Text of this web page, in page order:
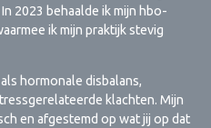
2023 behaalde ik mijn hbo-
ik mijn praktijk stevig
hormonale disbalans,
klachten. Mijn
en afgestemd op wat jij op dat